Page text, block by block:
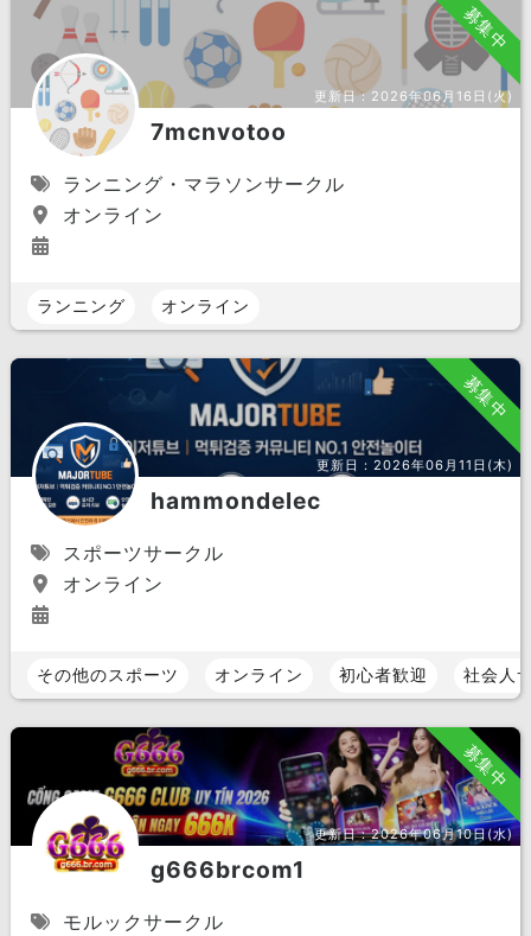
募集中
更新日：2026年06月16日(火)
7mcnvotoo
ランニング・マラソンサークル
オンライン
ランニング オンライン
募集中
更新日： 2026年06月11日(木)
hammondelec
スポーツサークル
オンライン
その他のスポーツ オンライン 初心者歓迎 社会人
募集中
更新日：2026年06月10日(水)
g666brcom1
モルックサークル